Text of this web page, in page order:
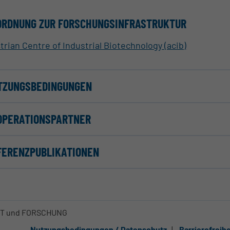
ZUR FORSCHUNGSINFRASTRUKTUR
Centre of Industrial Biotechnology (acib)
und FORSCHUNG